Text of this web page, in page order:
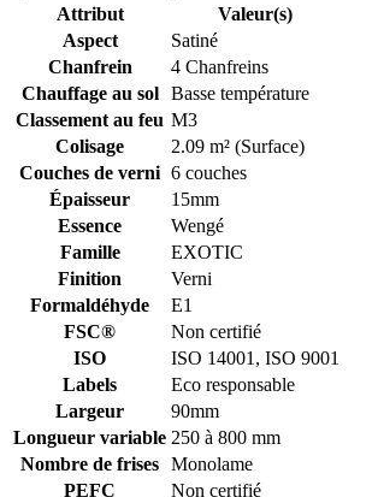
Attribut
Valeur(s)
Aspect
Satiné
Chanfrein
4 Chanfreins
Chauffage au sol
Basse température
Classement au feu M3
Colisage
2.09 m² (Surface)
Couches de verni 6 couches
Épaisseur
15mm
Essence
Wengé
Famille
EXOTIC
Finition
Verni
Formaldéhyde
E1
FSC®
Non certifié
ISO
ISO 14001, ISO 9001
Labels
Eco responsable
Largeur
90mm
Longueur variable 250 à 800 mm
Nombre de frises Monolame
PEFC
Non certifié